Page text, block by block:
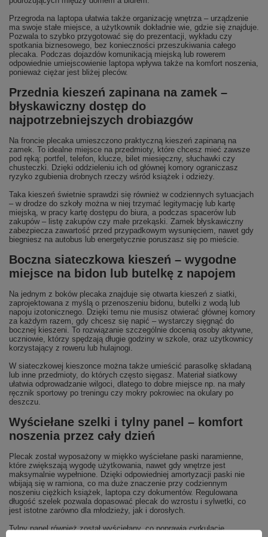
Przegroda na laptopa ułatwia także organizację wnętrza – urządzenie
ma swoje stałe miejsce, a użytkownik dokładnie wie, gdzie się znajduje.
Pozwala to szybko przygotować się do prezentacji, wykładu czy
spotkania biznesowego, bez konieczności przeszukiwania całego
plecaka. Podczas dojazdów komunikacją miejską lub rowerem
odpowiednie umiejscowienie laptopa wpływa także na komfort noszenia,
ponieważ ciężar jest bliżej pleców.
Przednia kieszeń zapinana na zamek –
błyskawiczny dostęp do
najpotrzebniejszych drobiazgów
Na froncie plecaka umieszczono praktyczną kieszeń zapinaną na
zamek. To idealne miejsce na przedmioty, które chcesz mieć zawsze
pod ręką: portfel, telefon, klucze, bilet miesięczny, słuchawki czy
chusteczki. Dzięki oddzieleniu ich od głównej komory ograniczasz
ryzyko zgubienia drobnych rzeczy wśród książek i odzieży.
Taka kieszeń świetnie sprawdzi się również w codziennych sytuacjach
– w drodze do szkoły można w niej trzymać legitymację lub kartę
miejską, w pracy kartę dostępu do biura, a podczas spacerów lub
zakupów – listę zakupów czy małe przekąski. Zamek błyskawiczny
zabezpiecza zawartość przed przypadkowym wysunięciem, nawet gdy
biegniesz na autobus lub energetycznie poruszasz się po mieście.
Boczna siateczkowa kieszeń – wygodne
miejsce na bidon lub butelkę z napojem
Na jednym z boków plecaka znajduje się otwarta kieszeń z siatki,
zaprojektowana z myślą o przenoszeniu bidonu, butelki z wodą lub
napoju izotonicznego. Dzięki temu nie musisz otwierać głównej komory
za każdym razem, gdy chcesz się napić – wystarczy sięgnąć do
bocznej kieszeni. To rozwiązanie szczególnie docenią osoby aktywne,
uczniowie, którzy spędzają długie godziny w szkole, oraz użytkownicy
korzystający z roweru lub hulajnogi.
W siateczkowej kieszonce można także umieścić parasolkę składaną
lub inne przedmioty, do których często sięgasz. Materiał siatkowy
ułatwia odprowadzanie wilgoci, dlatego to dobre miejsce np. na mały
ręcznik sportowy po treningu czy mokry pokrowiec na okulary po
deszczu.
Wyściełane szelki i tylny panel – komfort
noszenia przez cały dzień
Plecak został wyposażony w miękko wyściełane paski naramienne,
które zwiększają wygodę użytkowania, nawet gdy wnętrze jest
maksymalnie wypełnione. Dzięki odpowiedniej amortyzacji paski nie
wbijają się w ramiona, co ma duże znaczenie przy codziennym
noszeniu ciężkich książek, laptopa czy dokumentów. Regulowana
długość szelek pozwala dopasować plecak do wzrostu i sylwetki, co
jest istotne zarówno dla młodzieży, jak i dorosłych.
Tylny panel również został wyściełany, co poprawia cyrkulację